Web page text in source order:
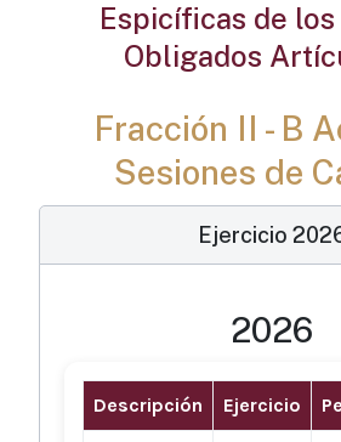
Espicíficas de
Obligados
Fracción II - B
Sesiones de
Ejercicio
2026
Descripción Ejercicio